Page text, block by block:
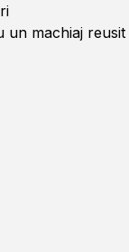
un machiaj reusit